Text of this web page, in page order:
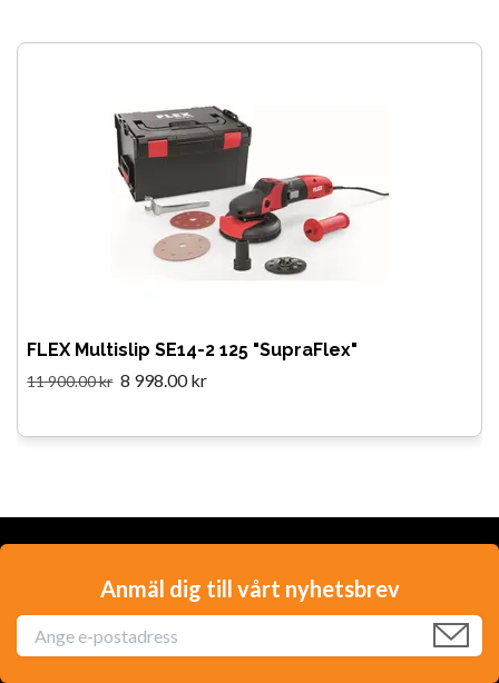
FLEX Multislip SE14-2 125 "SupraFlex"
11 900.00 kr 8 998.00 kr
Anmäl dig till vårt nyhetsbrev